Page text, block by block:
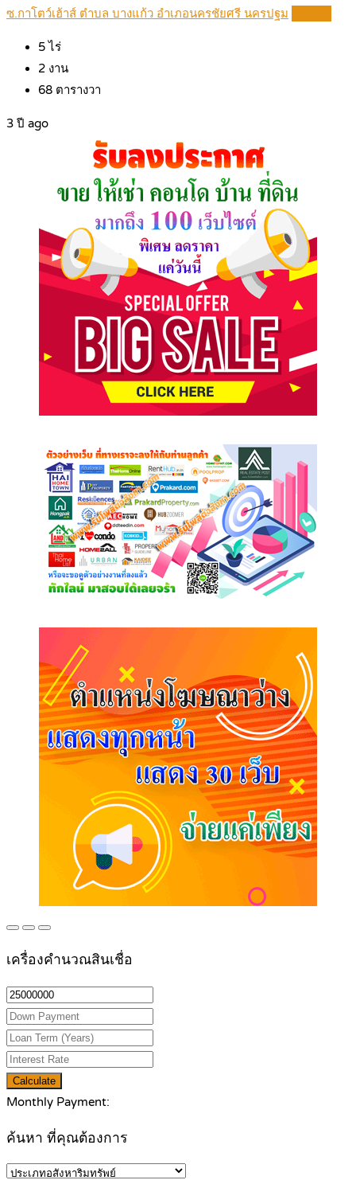
ซ.กาโตว์เฮ้าส์ ตำบล บางแก้ว อำเภอนครชัยศรี นครปฐม
5ไร่
2 งาน
68 ตารางวา
3 ปี ago
เครื่องคำนวณสินเชื่อ
Calculate
Monthly Payment:
ค้นหา ที่คุณต้องการ